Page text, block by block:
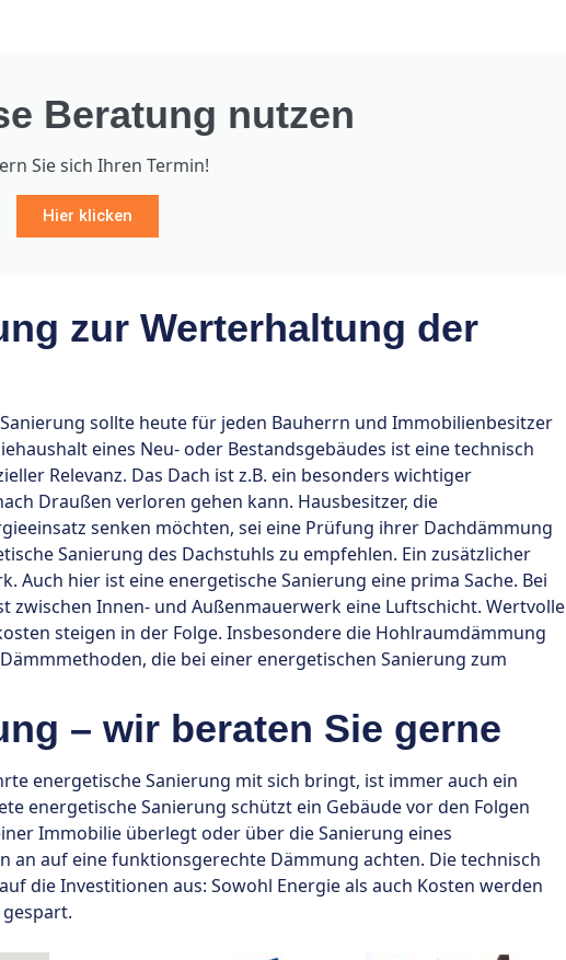
Beratung nutzen
Sie sich Ihren Termin!
Hier klicken
zur Werterhaltung der
sollte heute für jeden Bauherrn und Immobilienbesitzer
eines Neu- oder Bestandsgebäudes ist eine technisch
Relevanz. Das Dach ist z.B. ein besonders wichtiger
Draußen verloren gehen kann. Hausbesitzer, die
senken möchten, sei eine Prüfung ihrer Dachdämmung
Sanierung des Dachstuhls zu empfehlen. Ein zusätzlicher
Auch hier ist eine energetische Sanierung eine prima Sache. Bei
zwischen Innen- und Außenmauerwerk eine Luftschicht. Wertvolle
steigen in der Folge. Insbesondere die Hohlraumdämmung
die bei einer energetischen Sanierung zum
– wir beraten Sie gerne
energetische Sanierung mit sich bringt, ist immer auch ein
energetische Sanierung schützt ein Gebäude vor den Folgen
Immobilie überlegt oder über die Sanierung eines
an auf eine funktionsgerechte Dämmung achten. Die technisch
die Investitionen aus: Sowohl Energie als auch Kosten werden